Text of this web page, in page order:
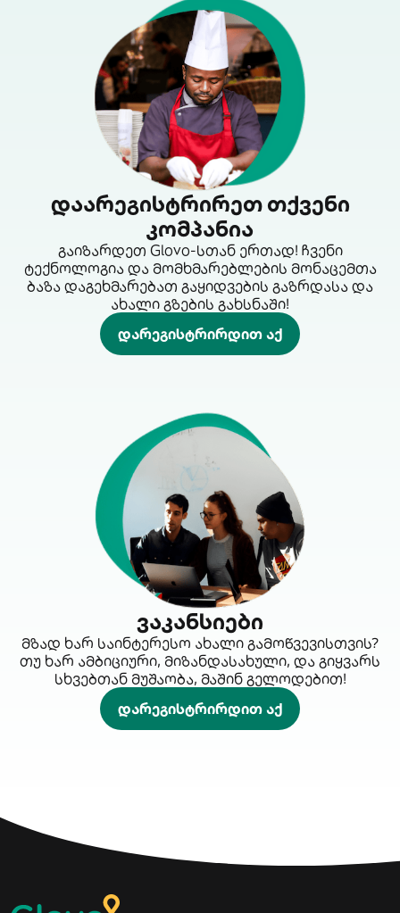
დაარეგისტრირეთ თქვენი
კომპანია
გაიზარდეთ Glovo-სთან ერთად! ჩვენი
ტექნოლოგია და მომხმარებლების მონაცემთა
ბაზა დაგეხმარებათ გაყიდვების გაზრდასა და
ახალი გზების გახსნაში!
დარეგისტრირდით აქ
ვაკანსიები
მზად ხარ საინტერესო ახალი გამოწვევისთვის?
თუ ხარ ამბიციური, მიზანდასახული, და გიყვარს
სხვებთან მუშაობა, მაშინ გელოდებით!
დარეგისტრირდით აქ